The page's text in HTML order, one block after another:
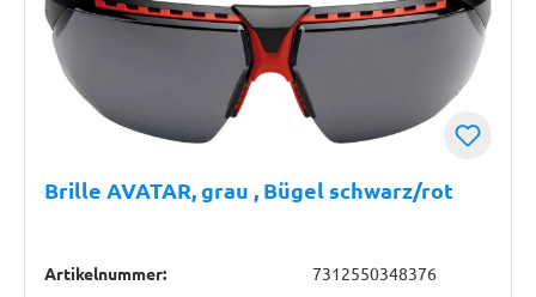
Brille AVATAR, grau , Bügel schwarz/rot
Artikelnummer: 7312550348376